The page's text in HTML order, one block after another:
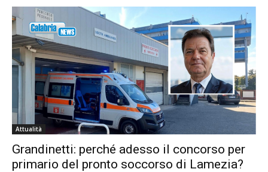
Attualità
Grandinetti: perché adesso il concorso per
primario del pronto soccorso di Lamezia?